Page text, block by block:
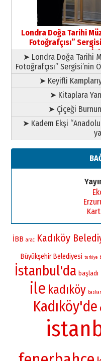
Yusuf POLAT
yazar
11 Mayıs 2026
Londra Doğa Tarihi
Fotoğrafçısı”
➤ Londra Doğa Tarihi
Fotoğrafçısı” Sergisi’nin
➤ Keyifli
➤ Kitaplara
➤ Çiçeği
➤ Kadem Ekşi “Anadolu
İBB arac Kadıköy
Büyükşehir Belediyesi turkiye
İstanbul'da başladı
ile kadıköy
Kadıköy'de